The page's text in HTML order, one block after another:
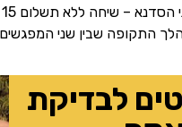
– שיחה ללא תשלום 15 דק.
התקופה שבין שני
לבדיקת